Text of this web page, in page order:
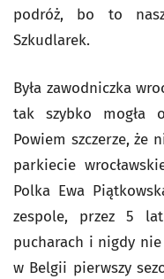
podróż, bo to
Szkudlarek.
Była zawodniczka
tak szybko mogła
Powiem szczerze, że
parkiecie
Polka Ewa
zespole, przez 5
pucharach i nigdy nie
w Belgii pierwszy